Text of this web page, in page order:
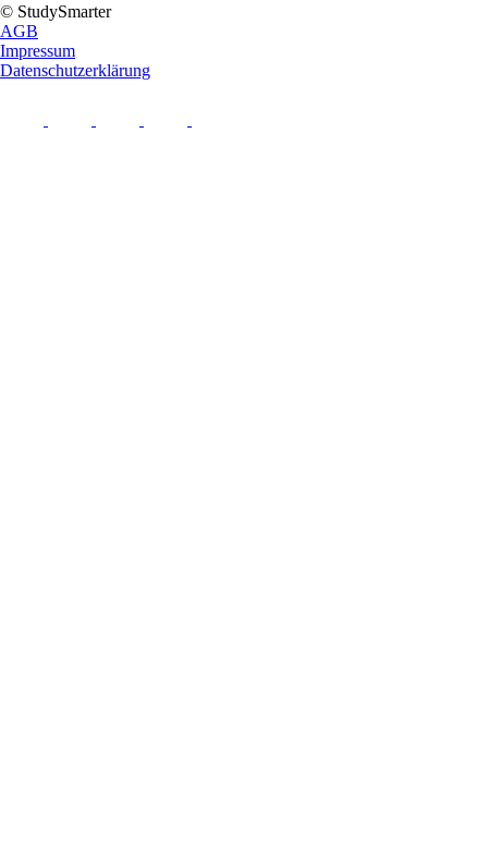
© StudySmarter
AGB
Impressum
Datenschutzerklärung